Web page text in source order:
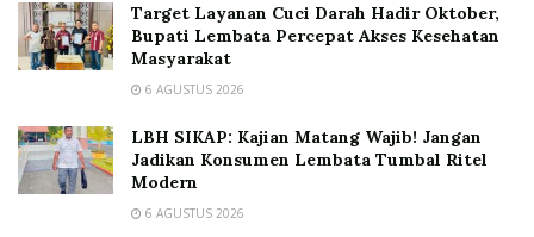
Target Layanan Cuci Darah Hadir Oktober,
Bupati Lembata Percepat Akses Kesehatan
Masyarakat
6 AGUSTUS 2026
LBH SIKAP: Kajian Matang Wajib! Jangan
Jadikan Konsumen Lembata Tumbal Ritel
Modern
6 AGUSTUS 2026